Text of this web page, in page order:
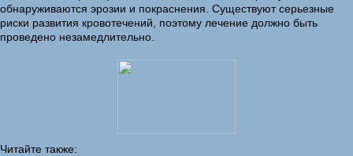
обнаруживаются эрозии и покраснения. Существуют серьезные
риски развития кровотечений, поэтому лечение должно быть
проведено незамедлительно.
Читайте также: